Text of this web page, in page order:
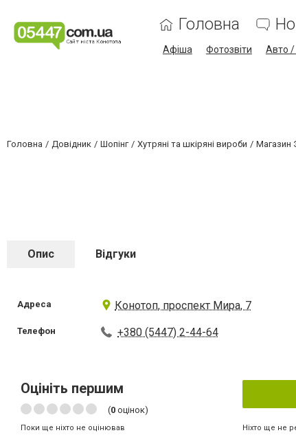
Головна
Афіша Фотозвіти Авто
Головна Довідник Шопінг Хутряні та шкіряні вироби Магазин
Опис Відгуки
Адреса Конотоп, проспект Мира, 7
Телефон +380 (5447) 2-44-64
Оцініть першим
(0 оцінок)
Поки ще ніхто не оцінював Ніхто ще не